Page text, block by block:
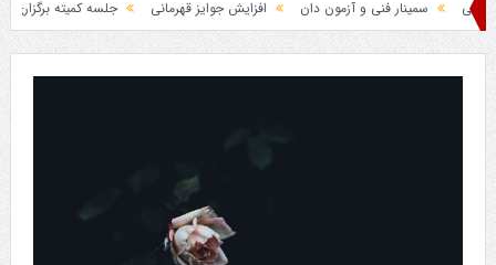
سمینار فنی و آزمون دان افزایش جوایز قهرمانی جلسه کمیته برگزاری جام